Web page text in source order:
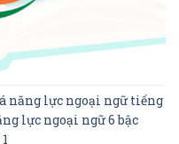
năng lực ngoại ngữ tiếng
lực ngoại ngữ 6 bậc